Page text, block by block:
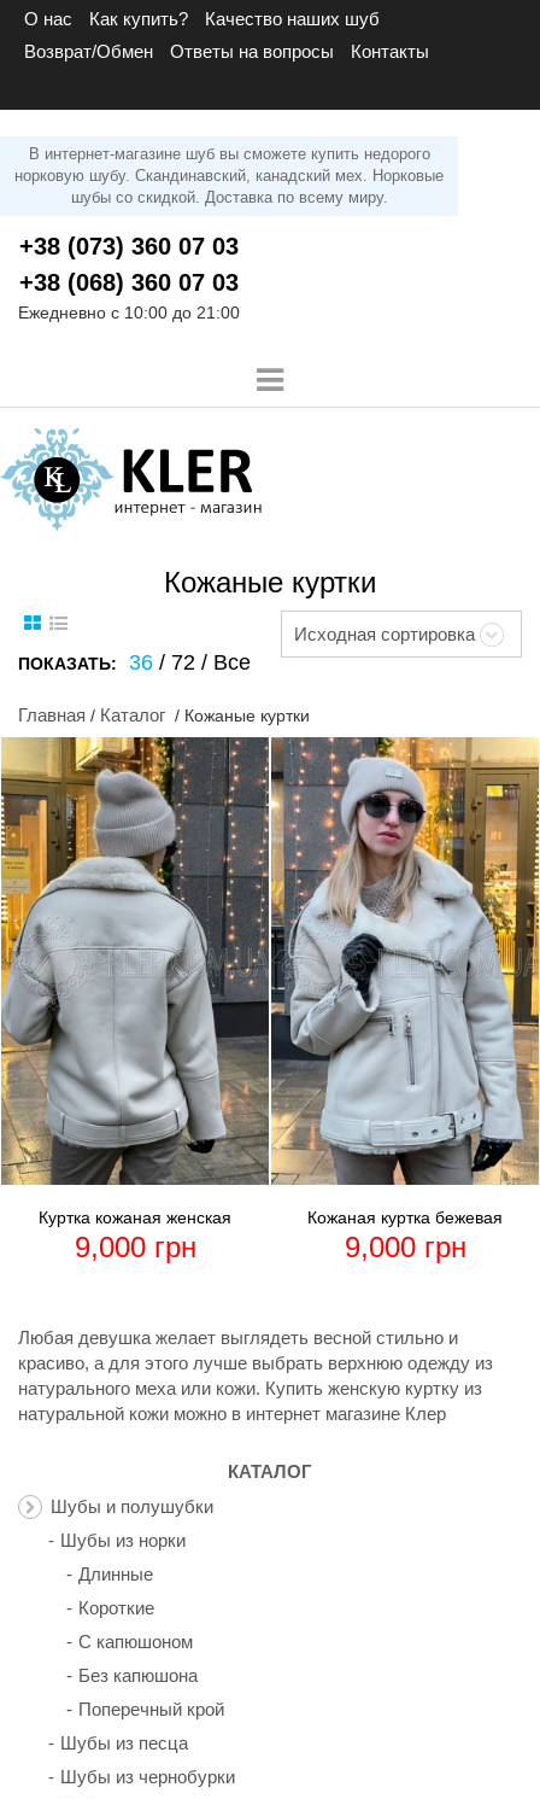
О нас Как купить?
Качество наших шуб
Возврат/Обмен
Ответы на вопросы Контакты
В интернет-магазине шуб вы сможете купить недорого
норковую шубу. Скандинавский, канадский мех. Норковые
шубы со скидкой. Доставка по всему миру.
+38 (073) 360 07 03
+38 (068) 360 07 03
Ежедневно с 10:00 до 21:00
Кожаные куртки
Исходная сортировка
ПОКАЗАТЬ: 36 / 72 / Все
Главная / Каталог / Кожаные куртки
Кожаная куртка бежевая
9,000 грн
Куртка кожаная женская
9,000 грн
Любая девушка желает выглядеть весной стильно и
красиво, а для этого лучше выбрать верхнюю одежду из
натурального меха или кожи. Купить женскую куртку из
натуральной кожи можно в интернет магазине Клер
КАТАЛОГ
Шубы и полушубки
Шубы из норки
Длинные
Короткие
С капюшоном
Без капюшона
Поперечный крой
Шубы из песца
Шубы из чернобурки